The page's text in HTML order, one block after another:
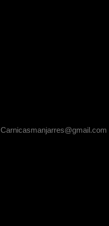
Carnicasmanjarres@gmail.com